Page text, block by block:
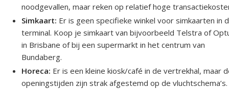
noodgevallen, maar reken op relatief hoge
Simkaart: Er is geen specifieke winkel voor simkaarten in
terminal. Koop je simkaart van bijvoorbeeld Telstra of
in Brisbane of bij een supermarkt in het centrum van
Bundaberg.
Horeca: Er is een kleine kiosk/café in de vertrekhal, maar
openingstijden zijn strak afgestemd op de vluchtschema’s.